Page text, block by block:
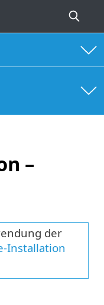
–
der
Installation